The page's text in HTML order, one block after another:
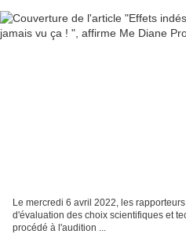
Le mercredi 6 avril 2022, les
d'évaluation des choix scientifiques et
procédé à l'audition ...